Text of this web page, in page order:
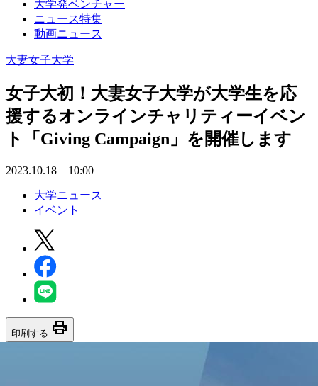
大学発ベンチャー
ニュース特集
動画ニュース
大妻女子大学
女子大初！大妻女子大学が大学生を応
援するオンラインチャリティーイベン
ト「Giving Campaign」を開催します
2023.10.18 10:00
大学ニュース
イベント
印刷する print